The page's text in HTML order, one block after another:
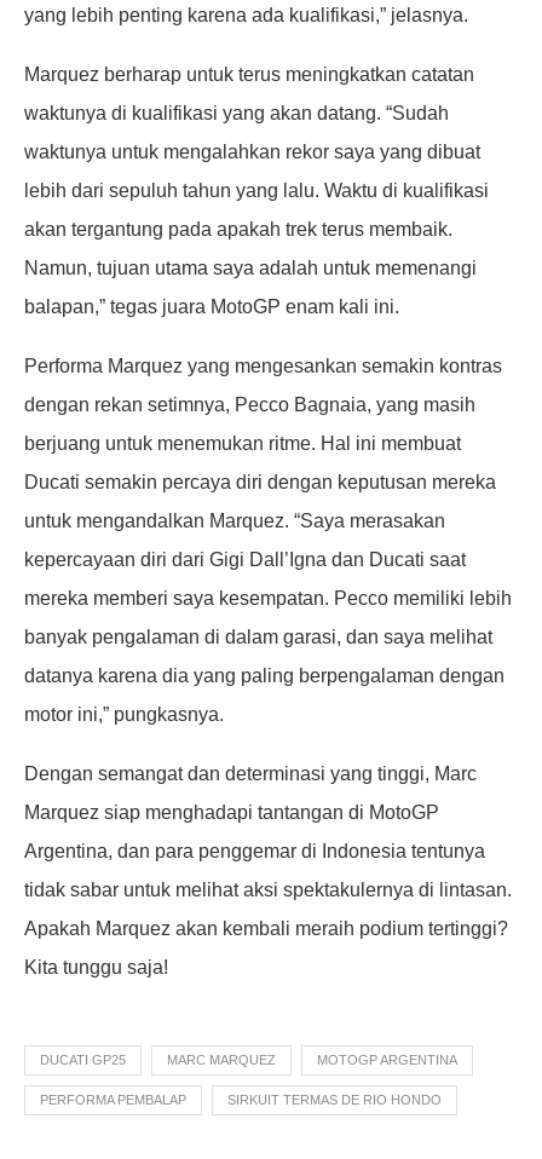
yang lebih penting karena ada kualifikasi,” jelasnya.
Marquez berharap untuk terus meningkatkan catatan
waktunya di kualifikasi yang akan datang. “Sudah
waktunya untuk mengalahkan rekor saya yang dibuat
lebih dari sepuluh tahun yang lalu. Waktu di kualifikasi
akan tergantung pada apakah trek terus membaik.
Namun, tujuan utama saya adalah untuk memenangi
balapan,” tegas juara MotoGP enam kali ini.
Performa Marquez yang mengesankan semakin kontras
dengan rekan setimnya, Pecco Bagnaia, yang masih
berjuang untuk menemukan ritme. Hal ini membuat
Ducati semakin percaya diri dengan keputusan mereka
untuk mengandalkan Marquez. “Saya merasakan
kepercayaan diri dari Gigi Dall’Igna dan Ducati saat
mereka memberi saya kesempatan. Pecco memiliki lebih
banyak pengalaman di dalam garasi, dan saya melihat
datanya karena dia yang paling berpengalaman dengan
motor ini,” pungkasnya.
Dengan semangat dan determinasi yang tinggi, Marc
Marquez siap menghadapi tantangan di MotoGP
Argentina, dan para penggemar di Indonesia tentunya
tidak sabar untuk melihat aksi spektakulernya di lintasan.
Apakah Marquez akan kembali meraih podium tertinggi?
Kita tunggu saja!
DUCATI GP25 MARC MARQUEZ MOTOGP ARGENTINA
PERFORMA PEMBALAP SIRKUIT TERMAS DE RIO HONDO